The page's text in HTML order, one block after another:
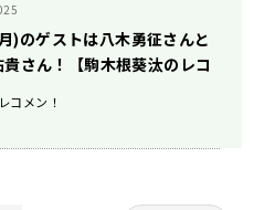
)のゲストは八木勇征さんと
貴さん！【駒木根葵汰のレコ
レコメン！